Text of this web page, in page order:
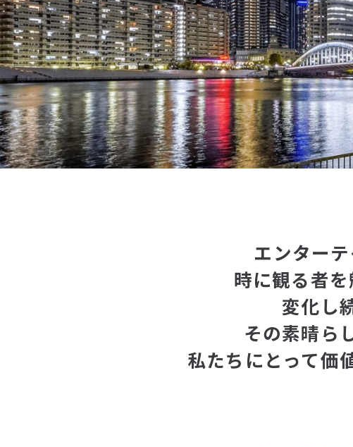
エンター
時に観る者
変化し
その素晴ら
私たちにとって価